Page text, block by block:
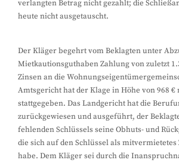
verlangten Betrag nicht gezahlt; die
heute nicht ausgetauscht.
Der Kläger begehrt vom Beklagten unter
Mietkautionsguthaben Zahlung von zuletzt
Zinsen an die
Amtsgericht hat der Klage in Höhe von 968 €
stattgegeben. Das Landgericht hat die
zurückgewiesen und ausgeführt, der
fehlenden Schlüssels seine Obhuts- und
die sich auf den Schlüssel als
habe. Dem Kläger sei durch die